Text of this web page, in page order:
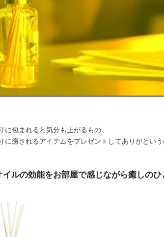
に包まれると気分も上がるもの。
に癒されるアイテムをプレゼントしてありがという
ルの効能をお部屋で感じながら癒しのひ